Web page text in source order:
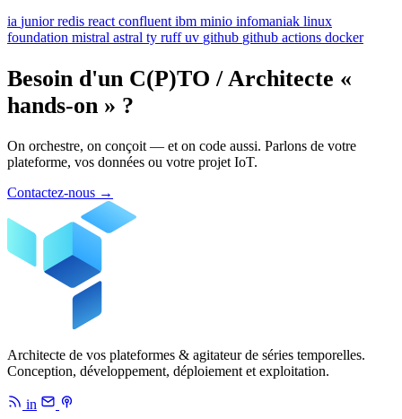
ia junior redis react confluent ibm minio infomaniak linux
foundation mistral astral ty ruff uv github github actions docker
Besoin d'un C(P)TO / Architecte «
hands-on » ?
On orchestre, on conçoit — et on code aussi. Parlons de votre
plateforme, vos données ou votre projet IoT.
Contactez-nous →
Architecte de vos plateformes & agitateur de séries temporelles.
Conception, développement, déploiement et exploitation.
in